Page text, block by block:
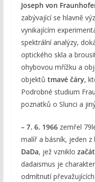
Joseph von
zabývající se hlavně
vynikajícím
spektrální analýzy,
optického skla a
ohybovou mřížku a
objektů tmavé čáry,
Podrobné studium
poznatků o Slunci a
– 7. 6. 1966 zemřel
malíř a básník, jeden z
DaDa, jež vzniklo
dadaismus je
odmítnutí